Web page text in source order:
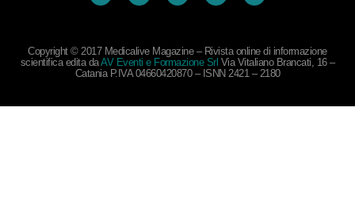
Copyright © 2017 Medicalive Magazine – Rivista online di informazione
scientifica edita daAV Eventi e Formazione Srl Via Vitaliano Brancati, 16 –
Catania P.IVA 04660420870 – ISNN 2421 – 2180